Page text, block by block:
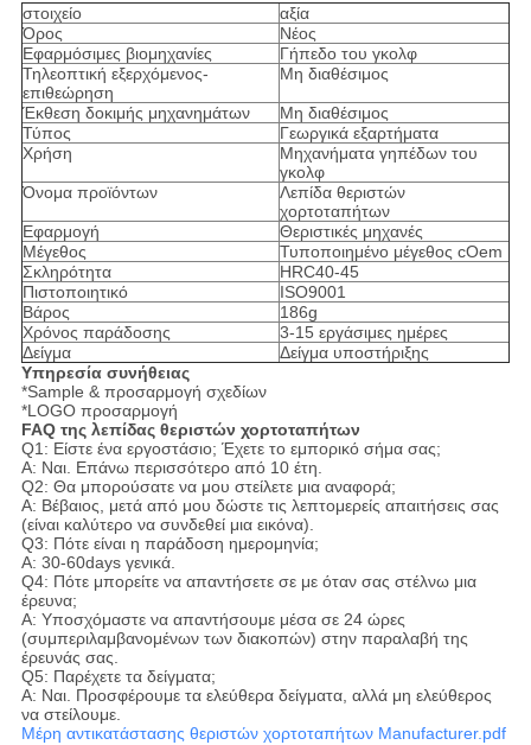
στοιχείο
αξία
Όρος
Νέος
Εφαρμόσιμες βιομηχανίες
Γήπεδο του γκολφ
Τηλεοπτική εξερχόμενος-
επιθεώρηση
Μη διαθέσιμος
Έκθεση δοκιμής μηχανημάτων
Μη διαθέσιμος
Τύπος
Γεωργικά εξαρτήματα
Χρήση
Μηχανήματα γηπέδων του
γκολφ
Όνομα προϊόντων
Λεπίδα θεριστών
χορτοταπήτων
Εφαρμογή
Θεριστικές μηχανές
Μέγεθος
Τυποποιημένο μέγεθος cOem
Σκληρότητα
HRC40-45
Πιστοποιητικό
ISO9001
Βάρος
186g
Χρόνος παράδοσης
3-15 εργάσιμες ημέρες
Δείγμα
Δείγμα υποστήριξης
Υπηρεσία συνήθειας
*Sample & προσαρμογή σχεδίων
*LOGO προσαρμογή
FAQ της λεπίδας θεριστών χορτοταπήτων
Q1: Είστε ένα εργοστάσιο; Έχετε το εμπορικό σήμα σας;
Α: Ναι. Επάνω περισσότερο από 10 έτη.
Q2: Θα μπορούσατε να μου στείλετε μια αναφορά;
Α: Βέβαιος, μετά από μου δώστε τις λεπτομερείς απαιτήσεις σας
(είναι καλύτερο να συνδεθεί μια εικόνα).
Q3: Πότε είναι η παράδοση ημερομηνία;
Α: 30-60days γενικά.
Q4: Πότε μπορείτε να απαντήσετε σε με όταν σας στέλνω μια
έρευνα;
Α: Υποσχόμαστε να απαντήσουμε μέσα σε 24 ώρες
(συμπεριλαμβανομένων των διακοπών) στην παραλαβή της
έρευνάς σας.
Q5: Παρέχετε τα δείγματα;
Α: Ναι. Προσφέρουμε τα ελεύθερα δείγματα, αλλά μη ελεύθερος
να στείλουμε.
Μέρη αντικατάστασης θεριστών χορτοταπήτων Manufacturer.pdf